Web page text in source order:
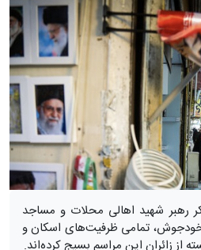
رهبر شهید اهالی محلات و مساجد
خودجوش، تمامی ظرفیت‌های اسکان و
از زائران این مراسم بسیج کرده‌اند.